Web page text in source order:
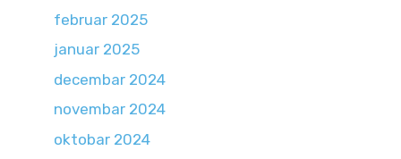
februar 2025
januar 2025
decembar 2024
novembar 2024
oktobar 2024